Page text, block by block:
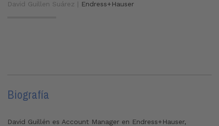
David Guillen Suárez | Endress+Hauser
Biografía
David Guillén es Account Manager en Endress+Hauser,